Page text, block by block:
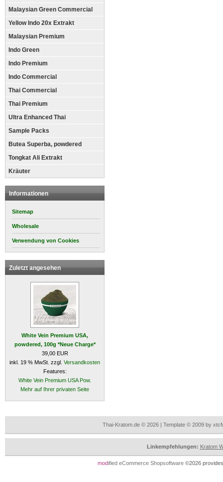
Malaysian Green Commercial
Yellow Indo 20x Extrakt
Malaysian Premium
Indo Green
Indo Premium
Indo Commercial
Thai Commercial
Thai Premium
Ultra Enhanced Thai
Sample Packs
Butea Superba, powdered
Tongkat Ali Extrakt
Kräuter
Informationen
Sitemap
Wholesale
Verwendung von Cookies
Zuletzt angesehen
White Vein Premium USA,
powdered, 100g *Neue Charge*
39,00 EUR
inkl. 19 % MwSt. zzgl. Versandkosten
Features:
White Vein Premium USA Pow.
Mehr auf Ihrer privaten Seite
Thai-Kratom.de © 2026 | Template © 2009 by
Linkempfehlungen: Kratom
modified eCommerce Shopsoftware©2026